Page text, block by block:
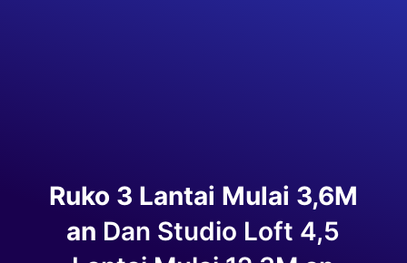
Ruko 3 Lantai Mulai 3,6M
an Dan Studio Loft 4,5